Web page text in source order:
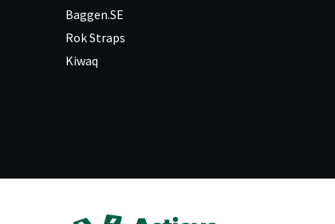
Baggen.SE
Rok Straps
Kiwaq